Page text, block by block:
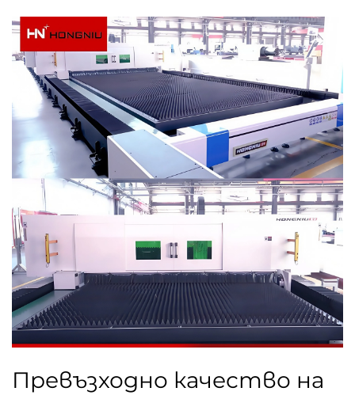
Превъзходно качество на